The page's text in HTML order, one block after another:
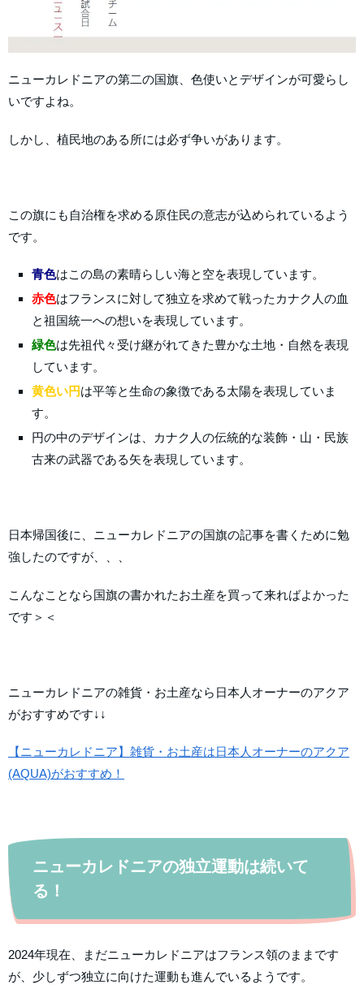
ニューカレドニアの第二の国旗、色使いとデザインが可愛らし
いですよね。
しかし、植民地のある所には必ず争いがあります。
この旗にも自治権を求める原住民の意志が込められているよう
です。
青色はこの島の素晴らしい海と空を表現しています。
赤色はフランスに対して独立を求めて戦ったカナク人の血
と祖国統一への想いを表現しています。
緑色は先祖代々受け継がれてきた豊かな土地・自然を表現
しています。
黄色い円は平等と生命の象徴である太陽を表現していま
す。
円の中のデザインは、カナク人の伝統的な装飾・山・民族
古来の武器である矢を表現しています。
日本帰国後に、ニューカレドニアの国旗の記事を書くために勉
強したのですが、、、
こんなことなら国旗の書かれたお土産を買って来ればよかった
です＞＜
ニューカレドニアの雑貨・お土産なら日本人オーナーのアクア
がおすすめです↓↓
【ニューカレドニア】雑貨・お土産は日本人オーナーのアクア
(AQUA)がおすすめ！
ニューカレドニアの独立運動は続いて
る！
2024年現在、まだニューカレドニアはフランス領のままです
が、少しずつ独立に向けた運動も進んでいるようです。